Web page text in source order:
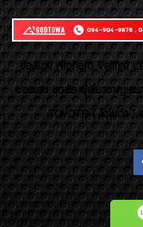
ของเเต่ง Alphard Vellfire
ของแต่ง ชุดล้อ ผู้เชี่ยวชาญเฉพ
TOYOTA ( โตโยต้า )